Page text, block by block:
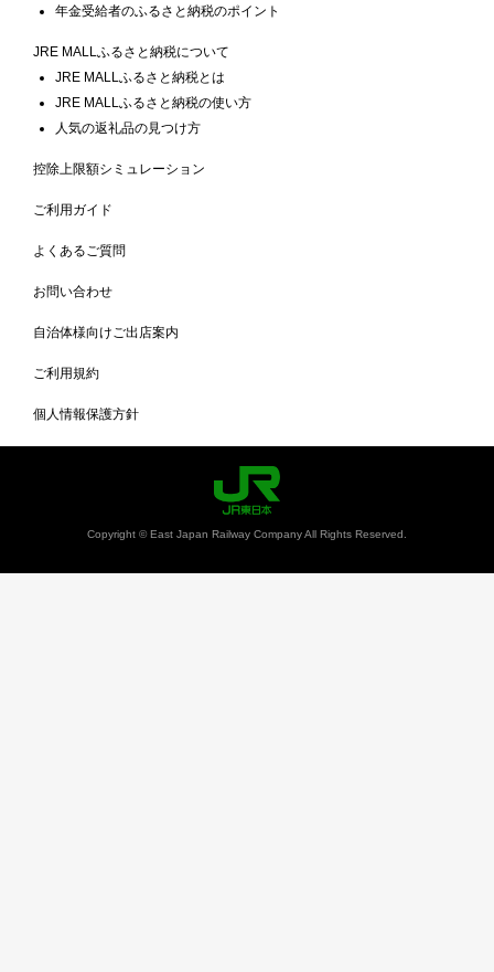
年金受給者のふるさと納税のポイント
JRE MALLふるさと納税について
JRE MALLふるさと納税とは
JRE MALLふるさと納税の使い方
人気の返礼品の見つけ方
控除上限額シミュレーション
ご利用ガイド
よくあるご質問
お問い合わせ
自治体様向けご出店案内
ご利用規約
個人情報保護方針
Copyright © East Japan Railway Company All Rights Reserved.